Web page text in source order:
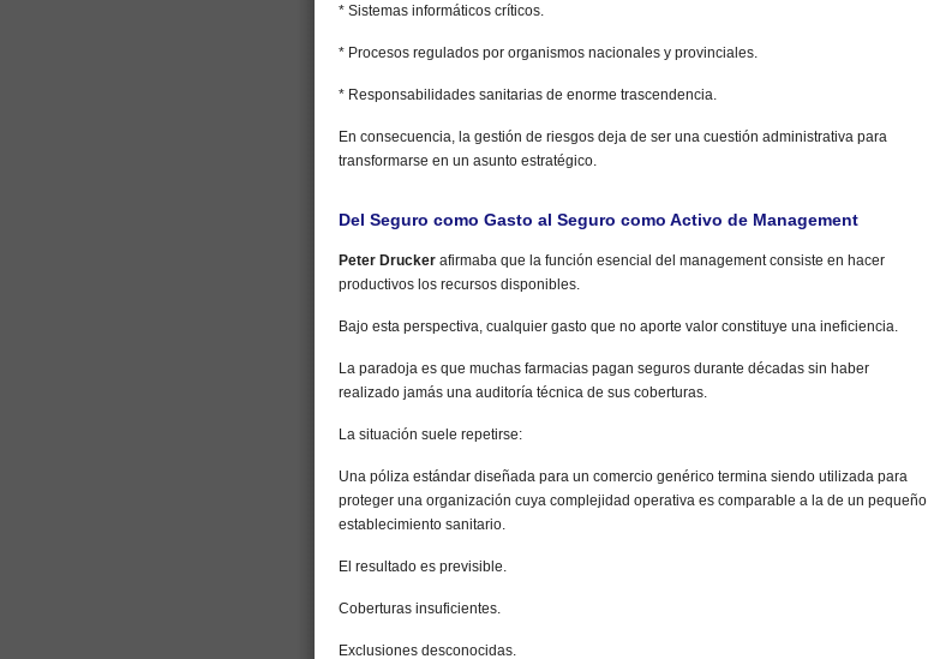
* Sistemas informáticos críticos.
* Procesos regulados por organismos nacionales y provinciales.
* Responsabilidades sanitarias de enorme trascendencia.
En consecuencia, la gestión de riesgos deja de ser una cuestión administrativa para
transformarse en un asunto estratégico.
Del Seguro como Gasto al Seguro como Activo de Management
Peter Drucker afirmaba que la función esencial del management consiste en hacer
productivos los recursos disponibles.
Bajo esta perspectiva, cualquier gasto que no aporte valor constituye una ineficiencia.
La paradoja es que muchas farmacias pagan seguros durante décadas sin haber
realizado jamás una auditoría técnica de sus coberturas.
La situación suele repetirse:
Una póliza estándar diseñada para un comercio genérico termina siendo utilizada para
proteger una organización cuya complejidad operativa es comparable a la de un pequeño
establecimiento sanitario.
El resultado es previsible.
Coberturas insuficientes.
Exclusiones desconocidas.